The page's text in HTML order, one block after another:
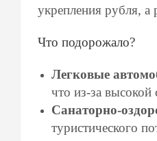
укрепления рубля, а
Что подорожало?
Легковые
что из-за
Санаторно-
туристического